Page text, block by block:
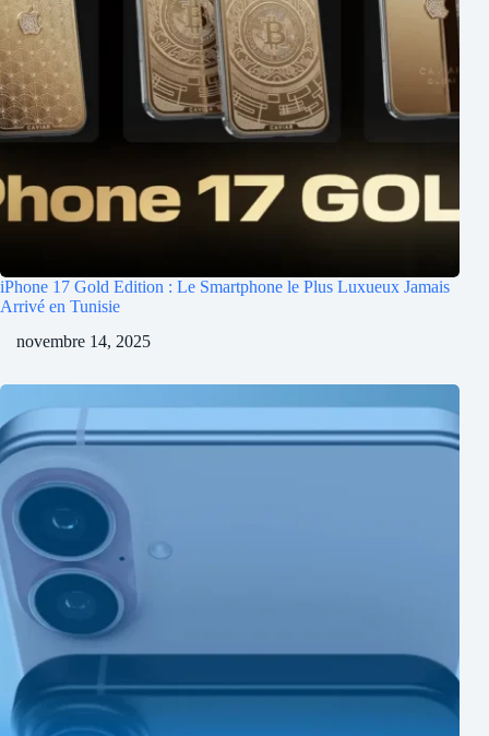
iPhone 17 Gold Edition : Le Smartphone le Plus Luxueux Jamais
Arrivé en Tunisie
novembre 14, 2025